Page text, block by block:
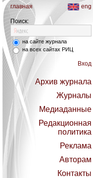
главная eng
Поиск:
на сайте журнала
на всех сайтах РИЦ
Вход
Архив журнала
Журналы
Медиаданные
Редакционная
политика
Реклама
Авторам
Контакты